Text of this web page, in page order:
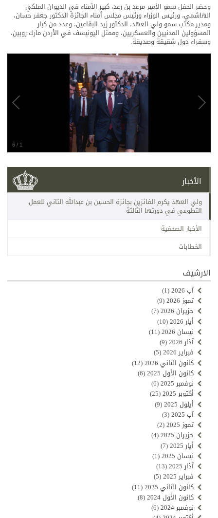
وحضر الحفل سمو الأمير مرعد بن رعد، كبير الأمناء في الديوان الملكي
الهاشمي، ورئيس الوزراء ورئيس مجلس أمناء الجائزة الدكتور جعفر حسان،
ومدير مكتب سمو ولي العهد، الدكتور زيد البقاعين، وعدد من كبار
المسؤولين المدنيين والعسكريين، وممثل اليونيسف في الأردن مارك روبين،
وسفراء دول شقيقة وصديقة.
1
/
6
الأخبار
ولي العهد يكرم الفائزين بجائزة الحسين بن عبدﷲ الثاني للعمل
التطوعي في دورتها الثالثة
الأخبار الصحفية
الخطابات
الارشيف
آب 2026
(1)
تموز 2026
(9)
حزيران 2026
(7)
أيار 2026
(10)
نيسان 2026
(11)
آذار 2026
(9)
فبراير 2026
(5)
كانون الثاني 2026
(12)
كانون الأول 2025
(6)
نوفمبر 2025
(6)
أكتوبر 2025
(25)
أيلول 2025
(9)
آب 2025
(3)
تموز 2025
(2)
حزيران 2025
(4)
أيار 2025
(7)
نيسان 2025
(1)
آذار 2025
(13)
فبراير 2025
(5)
كانون الثاني 2025
(11)
كانون الأول 2024
(8)
نوفمبر 2024
(6)